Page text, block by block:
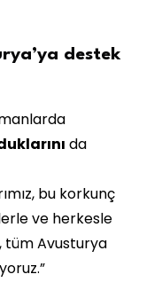
destek
da
bu korkunç
ve herkesle
tüm Avusturya